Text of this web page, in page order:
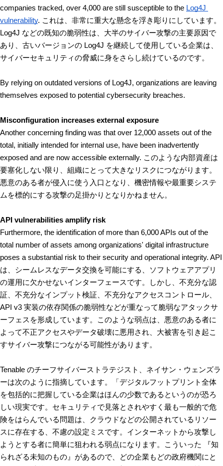
companies tracked, over 4,000 are still susceptible to the Log4J
vulnerability. これは、非常に重大な懸念を浮き彫りにしています。
Log4J などの既知の脆弱性は、大半のサイバー攻撃の主要原因で
あり、古いバージョンの Log4J を継続して使用している企業は、
サイバーセキュリティの脅威に身をさらし続けているのです。
By relying on outdated versions of Log4J, organizations are leaving
themselves exposed to potential cybersecurity breaches.
Misconfiguration increases external exposure
Another concerning finding was that over 12,000 assets out of the
total, initially intended for internal use, have been inadvertently
exposed and are now accessible externally. このような内部資産は
要塞化しない限り、組織にとって大きなリスクにつながります。
悪意のある者が侵入に使う入口となり、機密情報や最重要システ
ムを標的にする攻撃の足掛かりとなりかねません。
API vulnerabilities amplify risk
Furthermore, the identification of more than 6,000 APIs out of the
total number of assets among organizations' digital infrastructure
poses a substantial risk to their security and operational integrity. API
は、シームレスなデータ交換を可能にする、ソフトウェアアプリ
の運用に欠かせないインターフェースです。しかし、不充分な認
証、不充分なインプット検証、不充分なアクセスコントロール、
API v3 実装の依存関係の脆弱性などが重なって脆弱なアタックサ
ーフェスを形成しています。このような弱点は、悪意のある者に
よって不正アクセスやデータ破壊に悪用され、大被害を引き起こ
すサイバー攻撃につながる可能性があります。
Tenable のチーフサイバーストラテジスト、ネイサン・ウェンズラ
ーは次のように指摘しています。「デジタルフットプリント全体
を包括的に把握している企業はほんの少数であるというのが恐ろ
しい現実です。セキュリティで見落とされやすく最も一般的で危
険をはらんでいる問題は、クラウドなどの公開されているリソー
スに存在する、不慮の設定ミスです。インターネットから攻撃し
ようとする者に簡単に狙われる弱点になります。こういった 『知
られざる未知のもの』があるので、どの企業もどの政府機関にと